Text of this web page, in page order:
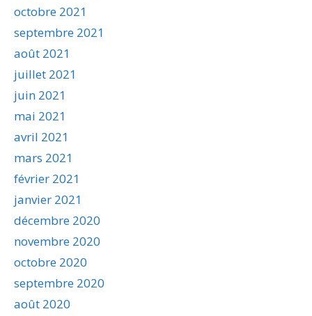
octobre 2021
septembre 2021
août 2021
juillet 2021
juin 2021
mai 2021
avril 2021
mars 2021
février 2021
janvier 2021
décembre 2020
novembre 2020
octobre 2020
septembre 2020
août 2020